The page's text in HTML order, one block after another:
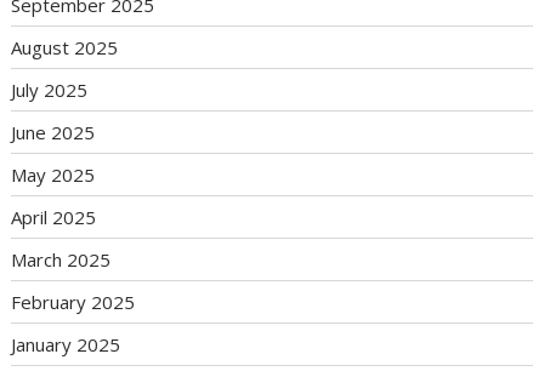
August 2025
July 2025
June 2025
May 2025
April 2025
March 2025
February 2025
January 2025